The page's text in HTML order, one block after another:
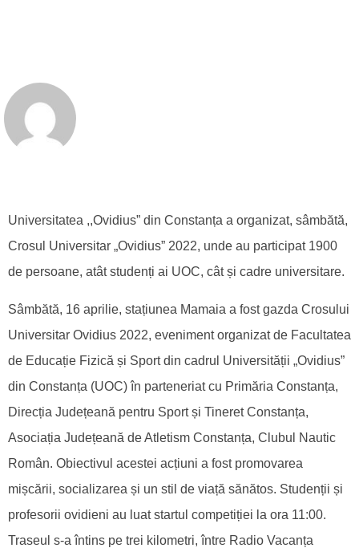
Universitatea ,,Ovidius” din Constanța a organizat, sâmbătă,
Crosul Universitar „Ovidius” 2022, unde au participat 1900
de persoane, atât studenți ai UOC, cât și cadre universitare.
Sâmbătă, 16 aprilie, stațiunea Mamaia a fost gazda Crosului
Universitar Ovidius 2022, eveniment organizat de Facultatea
de Educație Fizică și Sport din cadrul Universității „Ovidius”
din Constanța (UOC) în parteneriat cu Primăria Constanța,
Direcția Județeană pentru Sport și Tineret Constanța,
Asociația Județeană de Atletism Constanța, Clubul Nautic
Român. Obiectivul acestei acțiuni a fost promovarea
mișcării, socializarea și un stil de viață sănătos. Studenții și
profesorii ovidieni au luat startul competiției la ora 11:00.
Traseul s-a întins pe trei kilometri, între Radio Vacanța